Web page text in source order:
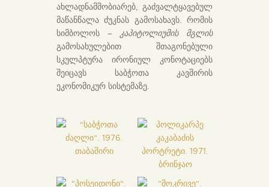
ახლადნამშობიარებ, გაძვალტყავებულ
მაწანწალა ძუკნას გამოსახავს. რომის
სიმბოლოს – კაპიტოლიუმის მგლის
გამოსახულებით შთაგონებული
სკულპტურა ირონიულ კონოტაციებს
შეიცავს საბჭოთა კავშირის
ეკონომიკურ სისტემაზე.